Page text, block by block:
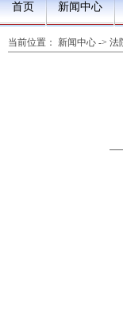
首页 新闻中心
当前位置： 新闻中心 -> 法